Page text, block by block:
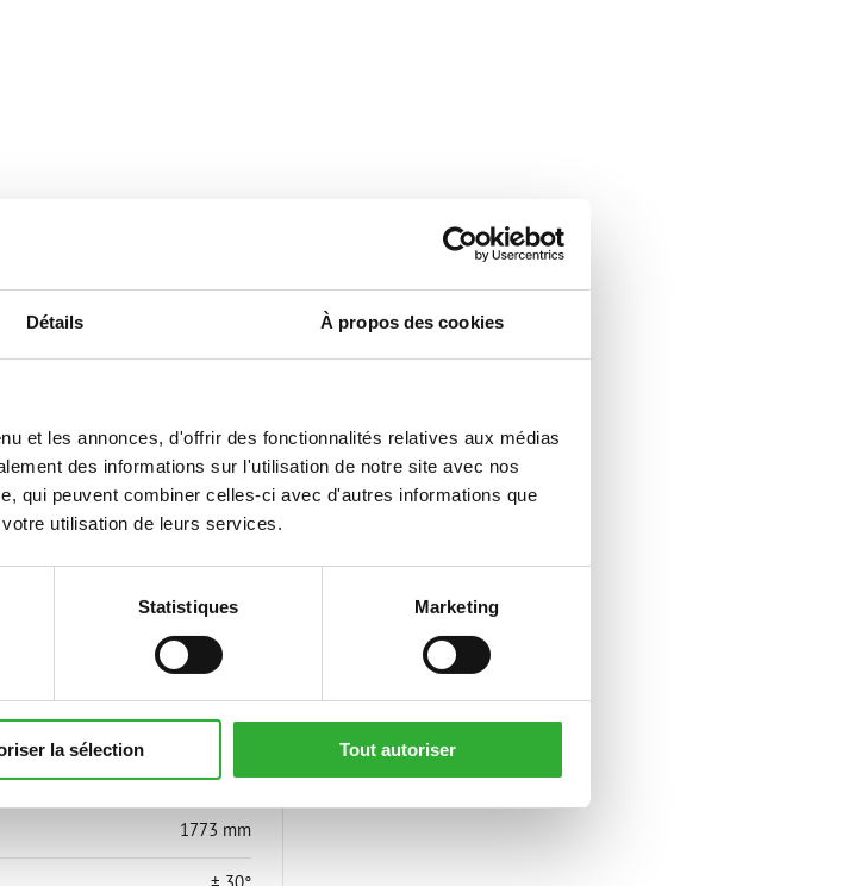
Détails À propos des cookies
et les annonces, d'offrir des fonctionnalités relatives aux médias
des informations sur l'utilisation de notre site avec nos
qui peuvent combiner celles-ci avec d'autres informations que
utilisation de leurs services.
Statistiques Marketing
la sélection Tout autoriser
Opticontrol® (en option) est
si le niveleur est équipé
1210 mm
315 kg
40-60 l/min
1480 mm
65 mm
1480 mm
1773 mm